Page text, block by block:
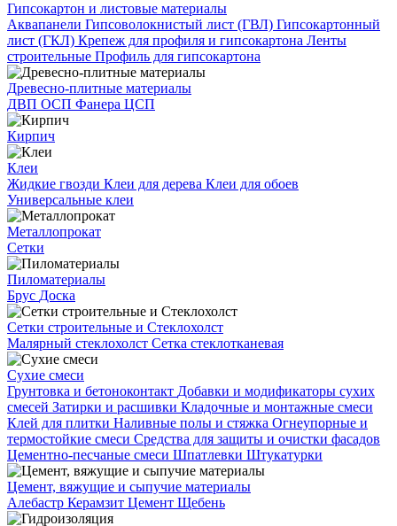
Гипсокартон и листовые материалы
Аквапанели Гипсоволокнистый лист (ГВЛ) Гипсокартонный
лист (ГКЛ) Крепеж для профиля и гипсокартона Ленты
строительные Профиль для гипсокартона
Древесно-плитные материалы
ДВП ОСП Фанера ЦСП
Кирпич
Клеи
Жидкие гвозди Клеи для дерева Клеи для обоев
Универсальные клеи
Металлопрокат
Сетки
Пиломатериалы
Брус Доска
Сетки строительные и Стеклохолст
Малярный стеклохолст Сетка стеклотканевая
Сухие смеси
Грунтовка и бетоноконтакт Добавки и модификаторы сухих
смесей Затирки и расшивки Кладочные и монтажные смеси
Клей для плитки Наливные полы и стяжка Огнеупорные и
термостойкие смеси Средства для защиты и очистки фасадов
Цементно-песчаные смеси Шпатлевки Штукатурки
Цемент, вяжущие и сыпучие материалы
Алебастр Керамзит Цемент Щебень